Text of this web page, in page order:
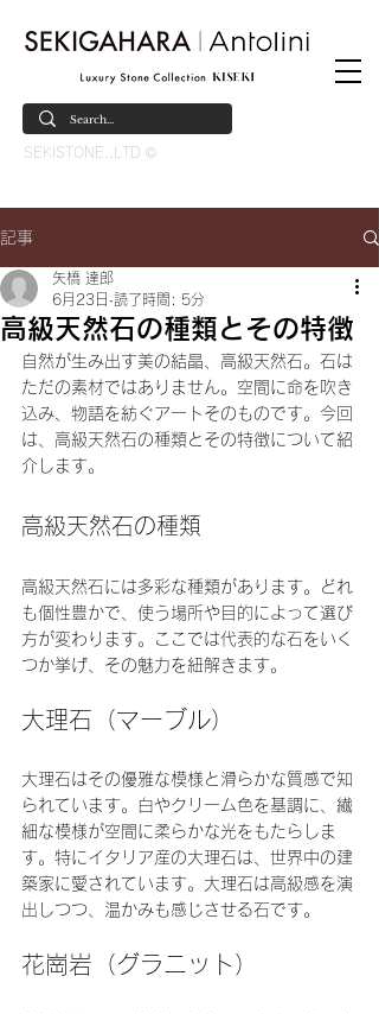
SEKISTONE.,LTD ©
記事
高級天然石の種類とその特徴
矢橋 達郎
6月23日 読了時間: 5分
自然が生み出す美の結晶、高級天然石。石は
ただの素材ではありません。空間に命を吹き
込み、物語を紡ぐアートそのものです。今回
は、高級天然石の種類とその特徴について紹
介します。
高級天然石の種類
高級天然石には多彩な種類があります。どれ
も個性豊かで、使う場所や目的によって選び
方が変わります。ここでは代表的な石をいく
つか挙げ、その魅力を紐解きます。
大理石（マーブル）
大理石はその優雅な模様と滑らかな質感で知
られています。白やクリーム色を基調に、繊
細な模様が空間に柔らかな光をもたらしま
す。特にイタリア産の大理石は、世界中の建
築家に愛されています。大理石は高級感を演
出しつつ、温かみも感じさせる石です。
花崗岩（グラニット）